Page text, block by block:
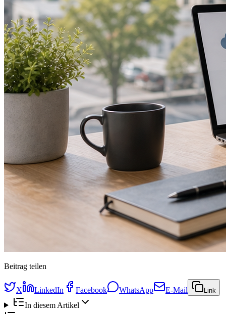
Beitrag teilen
X LinkedIn Facebook WhatsApp E-Mail Link
In diesem Artikel